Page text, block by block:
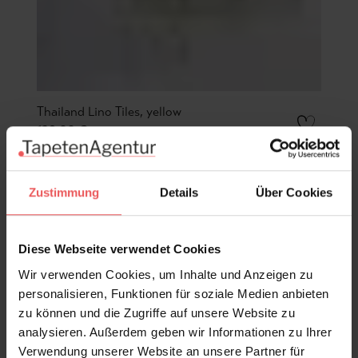
Zustimmung Details Über Cookies
Diese Webseite verwendet Cookies
Wir verwenden Cookies, um Inhalte und Anzeigen zu
personalisieren, Funktionen für soziale Medien anbieten
zu können und die Zugriffe auf unsere Website zu
analysieren. Außerdem geben wir Informationen zu Ihrer
Verwendung unserer Website an unsere Partner für
Thailand Lino Tiles, yellow
129,00 €